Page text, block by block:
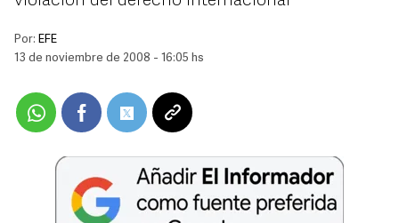
Por: EFE
13 de noviembre de 2008 - 16:05 hs